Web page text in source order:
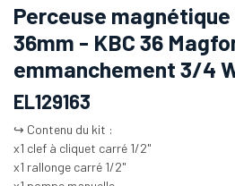
Perceuse
36mm - KBC 36
emmanchement 3/4
EL129163
↪️ Contenu du kit :
x1 clef à cliquet carré 1/2"
x1 rallonge carré 1/2"